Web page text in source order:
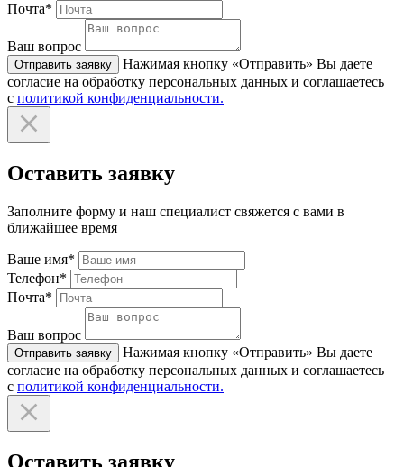
Почта*
Ваш вопрос
Отправить заявку
Нажимая кнопку «Отправить» Вы даете
согласие на обработку персональных данных и соглашаетесь
с политикой конфиденциальности.
Оставить заявку
Заполните форму и наш специалист свяжется с вами в
ближайшее время
Ваше имя*
Телефон*
Почта*
Ваш вопрос
Отправить заявку
Нажимая кнопку «Отправить» Вы даете
согласие на обработку персональных данных и соглашаетесь
с политикой конфиденциальности.
Оставить заявку